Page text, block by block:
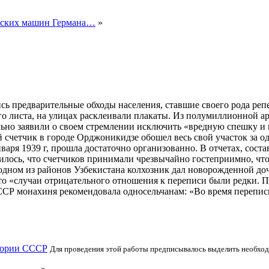
машин Германа… »
предварительные обходы населения, ставшие своего рода
на улицах расклеивали плакаты. Из полумиллионной
заявили о своем стремлении исключить «вредную спешку и
в городе Орджоникидзе обошел весь свой участок за
1939 г, прошла достаточно организованно. В отчетах,
что счетчиков принимали чрезвычайно гостеприимно,
из районов Узбекистана колхозник дал новорожденной
«случаи отрицательного отношения к переписи были редки.
монахиня рекомендовала односельчанам: «Во время
СССР Для проведения этой работы предписывалось выделить